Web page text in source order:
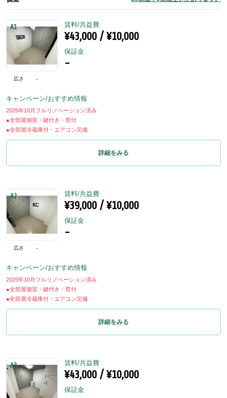
A1
広さ -
賃料/共益費
¥43,000 / ¥10,000
保証金
-
キャンペーン/おすすめ情報
2025年10月フルリノベーション済み
●全部屋個室・鍵付き・窓付
●全部屋冷蔵庫付・エアコン完備
詳細をみる
A2
広さ -
賃料/共益費
¥39,000 / ¥10,000
保証金
-
キャンペーン/おすすめ情報
2025年10月フルリノベーション済み
●全部屋個室・鍵付き・窓付
●全部屋冷蔵庫付・エアコン完備
詳細をみる
A3 賃料/共益費
¥43,000 / ¥10,000
保証金